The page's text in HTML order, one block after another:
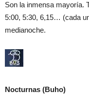
Son la inmensa mayoría.
5:00, 5:30, 6,15… (cada
medianoche.
Nocturnas (Buho)